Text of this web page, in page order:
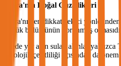
Bafra'nın Doğal Güzellikleri
Bafra'nın en dikkat çekici
büyük bölümünün korunmuş olmasıdır.
İlçede yer alan sulak alanlar yalnızca
biyolojik çeşitliliği açısından da önem